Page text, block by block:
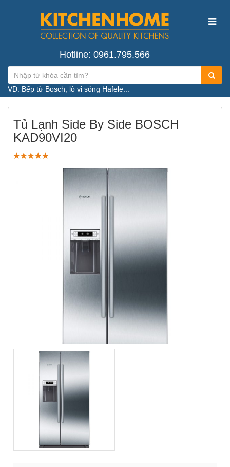
Hotline: 0961.795.566
VD: Bếp từ Bosch, lò vi sóng Hafele...
Tủ Lạnh Side By Side BOSCH
KAD90VI20